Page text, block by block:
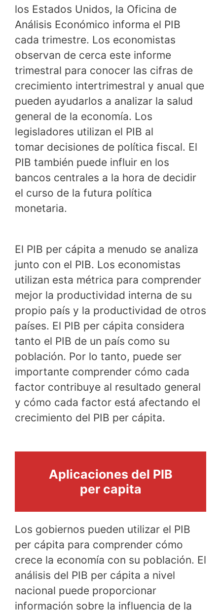
los Estados Unidos, la Oficina de
Análisis Económico informa el PIB
cada trimestre. Los economistas
observan de cerca este informe
trimestral para conocer las cifras de
crecimiento intertrimestral y anual que
pueden ayudarlos a analizar la salud
general de la economía. Los
legisladores utilizan el PIB al
tomar decisiones de política fiscal. El
PIB también puede influir en los
bancos centrales a la hora de decidir
el curso de la futura política
monetaria.
El PIB per cápita a menudo se analiza
junto con el PIB. Los economistas
utilizan esta métrica para comprender
mejor la productividad interna de su
propio país y la productividad de otros
países. El PIB per cápita considera
tanto el PIB de un país como su
población. Por lo tanto, puede ser
importante comprender cómo cada
factor contribuye al resultado general
y cómo cada factor está afectando el
crecimiento del PIB per cápita.
Aplicaciones del PIB
per capita
Los gobiernos pueden utilizar el PIB
per cápita para comprender cómo
crece la economía con su población. El
análisis del PIB per cápita a nivel
nacional puede proporcionar
información sobre la influencia de la